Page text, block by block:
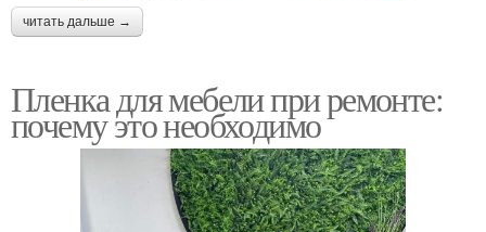
читать дальше →
Пленка для мебели при ремонте:
почему это необходимо